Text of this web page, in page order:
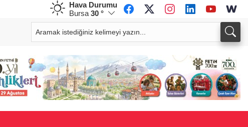
Hava Durumu
Bursa 30 °
CHF
59,0083%0,82
34,1883